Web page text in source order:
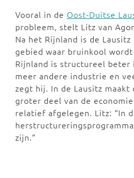
Vooral in de Oost-Duitse
probleem, stelt Litz van
Na het Rijnland is de
gebied waar bruinkool
Rijnland is structureel beter
meer andere industrie en
zegt hij. In de Lausitz maakt
groter deel van de
relatief afgelegen. Litz: “In
zijn.”